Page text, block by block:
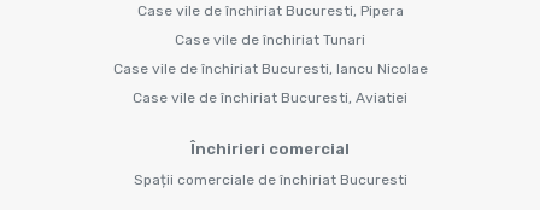
Case vile de închiriat Bucuresti, Pipera
Case vile de închiriat Tunari
Case vile de închiriat Bucuresti, Iancu Nicolae
Case vile de închiriat Bucuresti, Aviatiei
Închirieri comercial
Spații comerciale de închiriat Bucuresti